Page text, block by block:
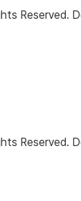
Reserved.
Reserved.